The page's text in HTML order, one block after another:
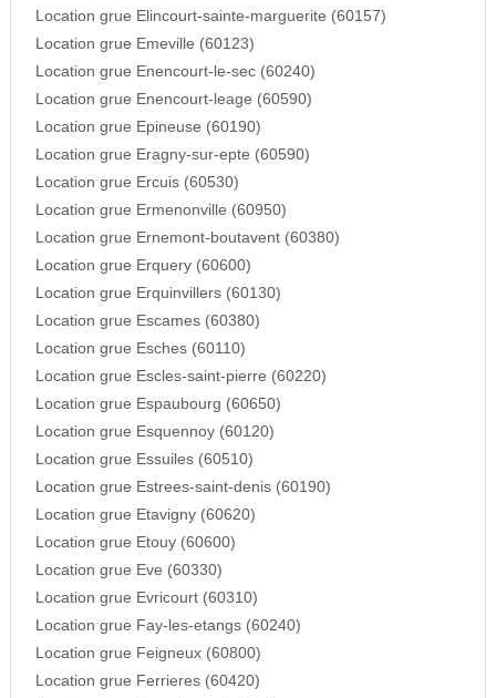
Location grue Elincourt-sainte-marguerite (60157)
Location grue Emeville (60123)
Location grue Enencourt-le-sec (60240)
Location grue Enencourt-leage (60590)
Location grue Epineuse (60190)
Location grue Eragny-sur-epte (60590)
Location grue Ercuis (60530)
Location grue Ermenonville (60950)
Location grue Ernemont-boutavent (60380)
Location grue Erquery (60600)
Location grue Erquinvillers (60130)
Location grue Escames (60380)
Location grue Esches (60110)
Location grue Escles-saint-pierre (60220)
Location grue Espaubourg (60650)
Location grue Esquennoy (60120)
Location grue Essuiles (60510)
Location grue Estrees-saint-denis (60190)
Location grue Etavigny (60620)
Location grue Etouy (60600)
Location grue Eve (60330)
Location grue Evricourt (60310)
Location grue Fay-les-etangs (60240)
Location grue Feigneux (60800)
Location grue Ferrieres (60420)